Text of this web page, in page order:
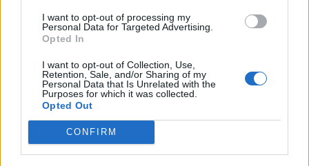
I want to opt-out of processing my
Personal Data for Targeted Advertising.
Opted In
I want to opt-out of Collection, Use,
Retention, Sale, and/or Sharing of my
Personal Data that Is Unrelated with the
Purposes for which it was collected.
Opted Out
CONFIRM
Ροή Ειδήσεων